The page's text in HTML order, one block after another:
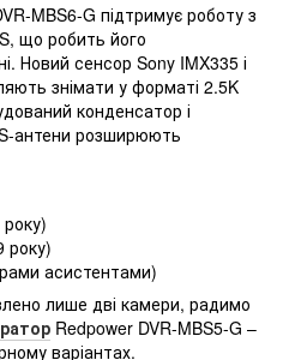
MBS6-G підтримує роботу з
що робить його
Новий сенсор Sony IMX335 і
знімати у форматі 2.5K
конденсатор і
антени розширюють
року)
асистентами)
лише дві камери, радимо
Redpower DVR-MBS5-G –
варіантах.